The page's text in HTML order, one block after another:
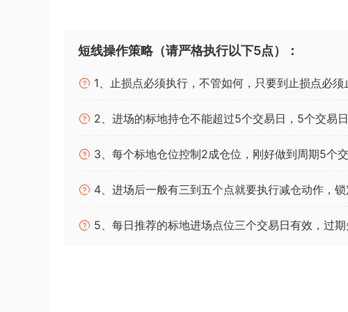
短线操作策略（请严格执行以下5点）：
1、止损点必须执行，不管如何，只要到止损点必须
2、进场的标地持仓不能超过5个交易日，5个交易日
3、每个标地仓位控制2成仓位，刚好做到周期5个
4、进场后一般有三到五个点就要执行减仓动作，
5、每日推荐的标地进场点位三个交易日有效，过